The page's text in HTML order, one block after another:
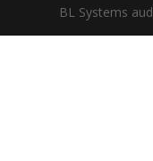
BL Systems